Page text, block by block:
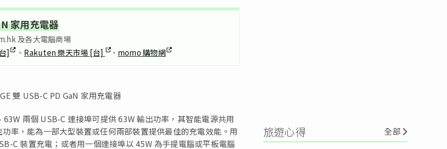
家用充電器
及各大電腦商場
] 、 Rakuten 樂天市場 [台] 、 momo 購物網
兩個 USB-C 連接埠可提供 63W 輸出功率，其智能電源共用
率，能為一部大型裝置或任何兩部裝置提供最佳的充電效能。用
C 裝置充電；或者用一個連接埠以 45W 為手提電腦或平板電腦
旅遊心得 全部